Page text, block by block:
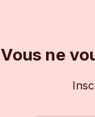
Vous ne